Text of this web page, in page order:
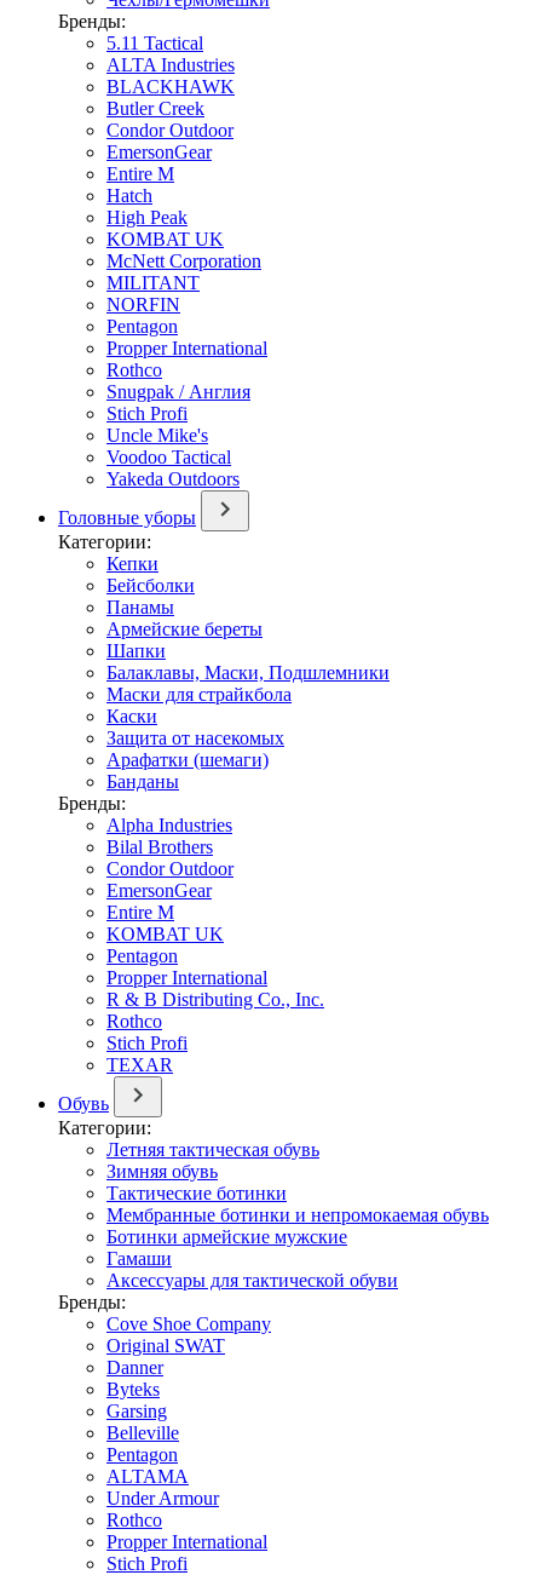
Бренды:
5.11 Tactical
ALTA Industries
BLACKHAWK
Butler Creek
Condor Outdoor
EmersonGear
Entire M
Hatch
High Peak
KOMBAT UK
McNett Corporation
MILITANT
NORFIN
Pentagon
Propper International
Rothco
Snugpak / Англия
Stich Profi
Uncle Mike's
Voodoo Tactical
Yakeda Outdoors
Головные уборы
Категории:
Кепки
Бейсболки
Панамы
Армейские береты
Шапки
Балаклавы, Маски, Подшлемники
Маски для страйкбола
Каски
Защита от насекомых
Арафатки (шемаги)
Банданы
Бренды:
Alpha Industries
Bilal Brothers
Condor Outdoor
EmersonGear
Entire M
KOMBAT UK
Pentagon
Propper International
R & B Distributing Co., Inc.
Rothco
Stich Profi
TEXAR
Обувь
Категории:
Летняя тактическая обувь
Зимняя обувь
Тактические ботинки
Мембранные ботинки и непромокаемая обувь
Ботинки армейские мужские
Гамаши
Аксессуары для тактической обуви
Бренды:
Cove Shoe Company
Original SWAT
Danner
Byteks
Garsing
Belleville
Pentagon
ALTAMA
Under Armour
Rothco
Propper International
Stich Profi